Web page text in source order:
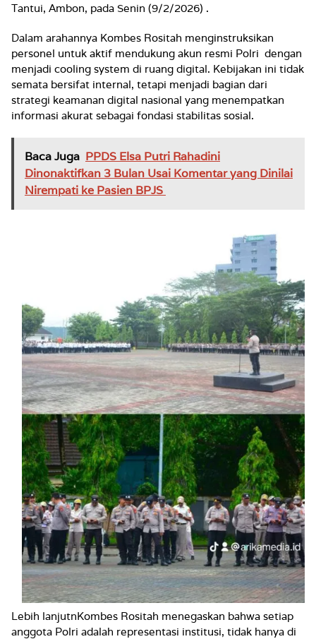
Tantui, Ambon, pada Senin (9/2/2026) .
Dalam arahannya Kombes Rositah menginstruksikan
personel untuk aktif mendukung akun resmi Polri dengan
menjadi cooling system di ruang digital. Kebijakan ini tidak
semata bersifat internal, tetapi menjadi bagian dari
strategi keamanan digital nasional yang menempatkan
informasi akurat sebagai fondasi stabilitas sosial.
Baca Juga PPDS Elsa Putri Rahadini
Dinonaktifkan 3 Bulan Usai Komentar yang Dinilai
Nirempati ke Pasien BPJS
Lebih lanjutnKombes Rositah menegaskan bahwa setiap
anggota Polri adalah representasi institusi, tidak hanya di